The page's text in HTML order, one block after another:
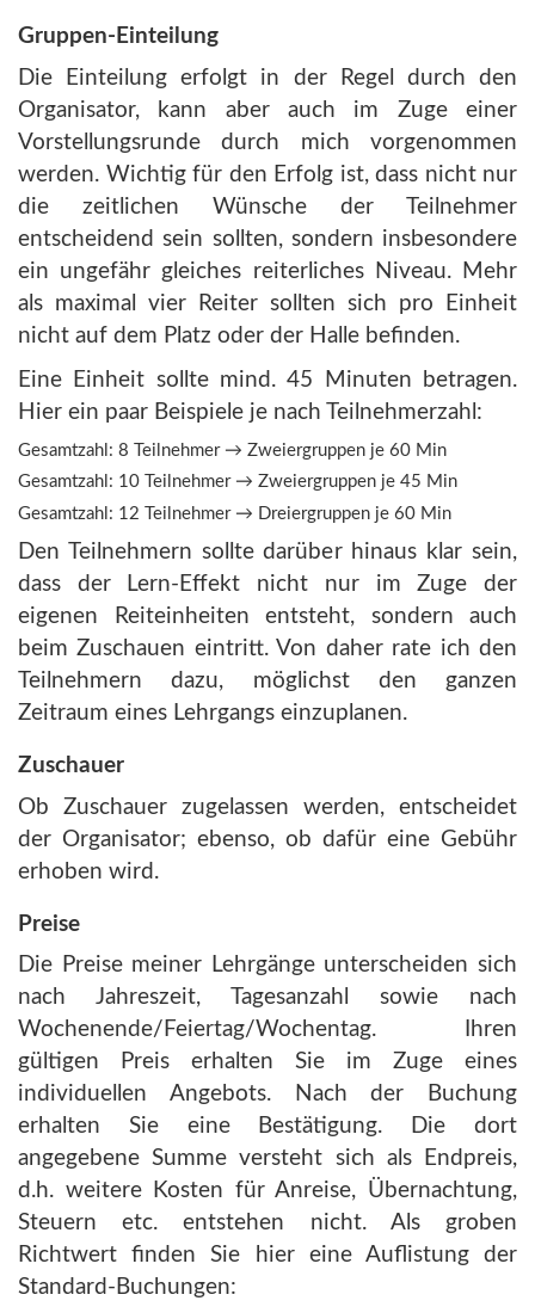
Gruppen-Einteilung
Die Einteilung erfolgt in der Regel durch den
Organisator, kann aber auch im Zuge einer
Vorstellungsrunde durch mich vorgenommen
werden. Wichtig für den Erfolg ist, dass nicht nur
die zeitlichen Wünsche der Teilnehmer
entscheidend sein sollten, sondern insbesondere
ein ungefähr gleiches reiterliches Niveau. Mehr
als maximal vier Reiter sollten sich pro Einheit
nicht auf dem Platz oder der Halle befinden.
Eine Einheit sollte mind. 45 Minuten betragen.
Hier ein paar Beispiele je nach Teilnehmerzahl:
Gesamtzahl: 8 Teilnehmer → Zweiergruppen je 60 Min
Gesamtzahl: 10 Teilnehmer → Zweiergruppen je 45 Min
Gesamtzahl: 12 Teilnehmer → Dreiergruppen je 60 Min
Den Teilnehmern sollte darüber hinaus klar sein,
dass der Lern-Effekt nicht nur im Zuge der
eigenen Reiteinheiten entsteht, sondern auch
beim Zuschauen eintritt. Von daher rate ich den
Teilnehmern dazu, möglichst den ganzen
Zeitraum eines Lehrgangs einzuplanen.
Zuschauer
Ob Zuschauer zugelassen werden, entscheidet
der Organisator; ebenso, ob dafür eine Gebühr
erhoben wird.
Preise
Die Preise meiner Lehrgänge unterscheiden sich
nach Jahreszeit, Tagesanzahl sowie nach
Wochenende/Feiertag/Wochentag. Ihren
gültigen Preis erhalten Sie im Zuge eines
individuellen Angebots. Nach der Buchung
erhalten Sie eine Bestätigung. Die dort
angegebene Summe versteht sich als Endpreis,
d.h. weitere Kosten für Anreise, Übernachtung,
Steuern etc. entstehen nicht. Als groben
Richtwert finden Sie hier eine Auflistung der
Standard-Buchungen: